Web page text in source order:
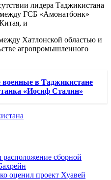
лидера Таджикистана
ГСБ «Амонатбонк»
и
Хатлонской областью и
агропромышленного
военные в Таджикистане
«Иосиф Сталин»
сборной
оценил проект Хуавей